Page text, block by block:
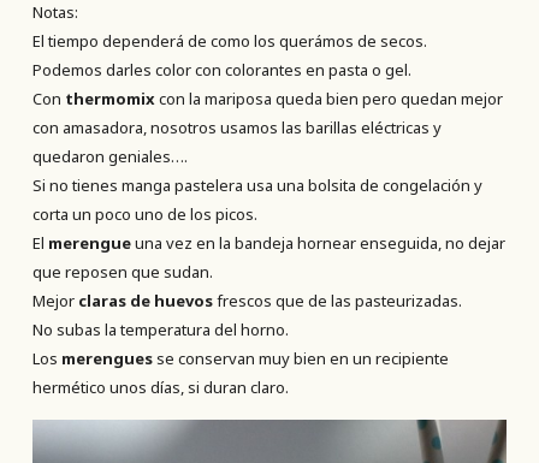
Notas:
El tiempo dependerá de como los querámos de secos.
Podemos darles color con colorantes en pasta o gel.
Con thermomixcon la mariposa queda bien pero quedan mejor
con amasadora, nosotros usamos las barillas eléctricas y
quedaron geniales….
Si no tienes manga pastelera usa una bolsita de congelación y
corta un poco uno de los picos.
El merengueuna vez en la bandeja hornear enseguida, no dejar
que reposen que sudan.
Mejorclaras de huevosfrescos que de las pasteurizadas.
No subas la temperatura del horno.
Los merenguesse conservan muy bien en un recipiente
hermético unos días, si duran claro.